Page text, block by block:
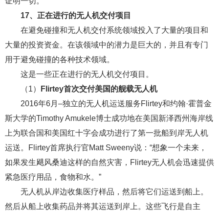
17、正在进行的无人机交付项目
在避免碰撞和无人机交付系统领域投入了大量的项目和
大量的投资资金。在该领域中的潜力是巨大的，并且有专门
用于避免碰撞的各种技术领域。
这是一些正在进行的无人机交付项目。
（1）
Flirtey首次交付美国的舰载无人机
2016年6月–独立的无人机运送服务Flirtey和约翰·霍普金
斯大学的Timothy Amukele博士成功地在美国新泽西州海岸线
上为联合国和美国红十字会成功进行了第一批船到岸无人机
运送。Flirtey首席执行官Matt Sweeny说：“想象一个未来，
如果发生飓风桑迪这样的自然灾害，Flirtey无人机会迅速提供
紧急医疗用品，食物和水。”
无人机从岸边收集医疗样品，然后将它们运送到船上。
然后从船上收集药品并将其运送到岸上。这些飞行是自主